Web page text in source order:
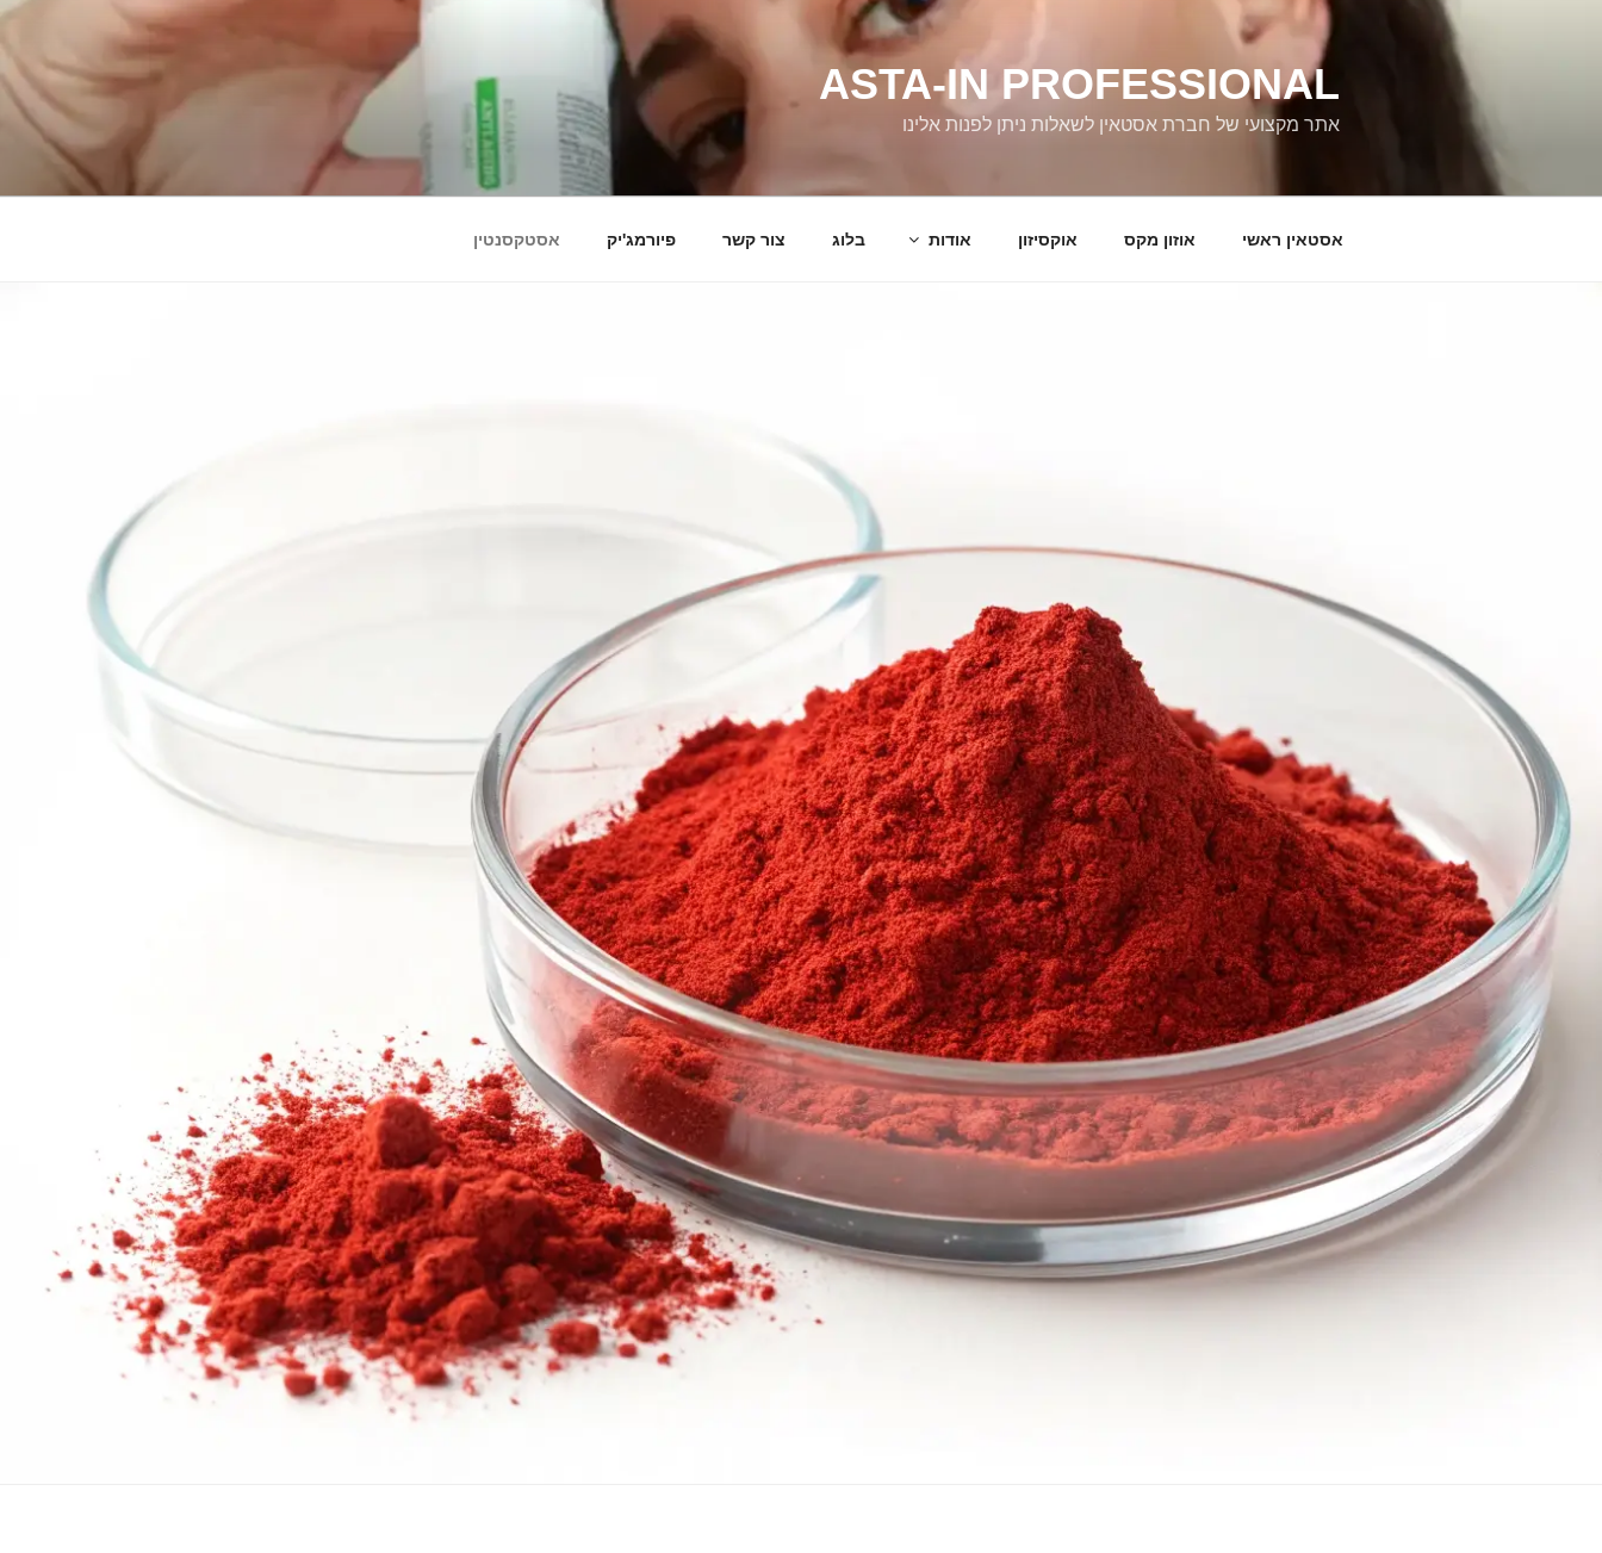
ASTA-IN PROFESSIONAL
אתר מקצועי של חברת אסטאין לשאלות ניתן לפנות אלינו
אסטאין ראשי אוזון מקס אוקסיזון אודות בלוג צור קשר פיורמג'יק אסטקסנטין